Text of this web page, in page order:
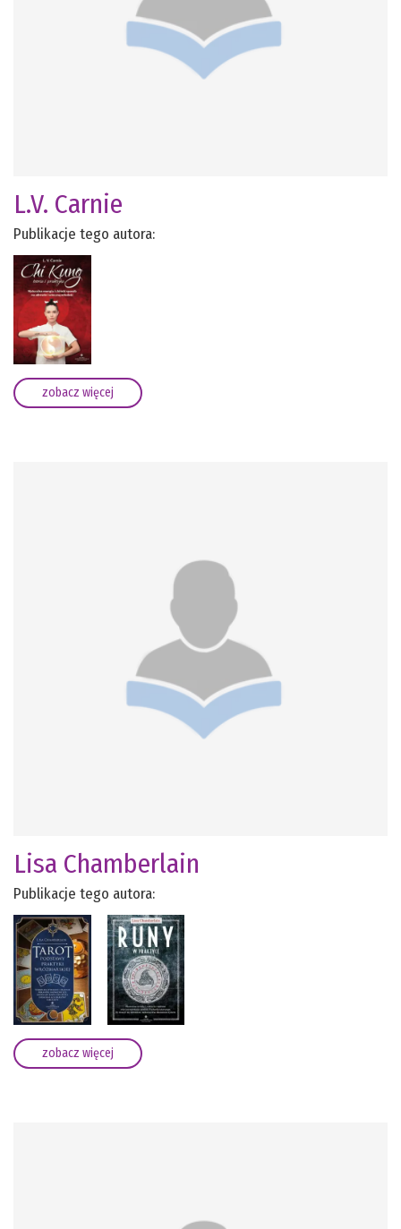
L.V. Carnie
Publikacje tego autora:
zobacz więcej
Lisa Chamberlain
Publikacje tego autora:
zobacz więcej